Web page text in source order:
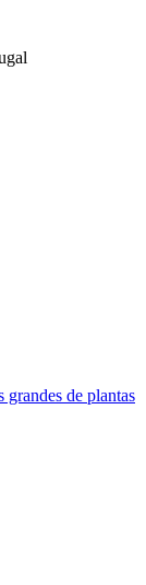
grandes de plantas